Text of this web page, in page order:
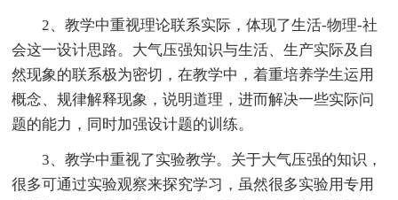
2、教学中重视理论联系实际，体现了生活-物理-社
会这一设计思路。大气压强知识与生活、生产实际及自
然现象的联系极为密切，在教学中，着重培养学生运用
概念、规律解释现象，说明道理，进而解决一些实际问
题的能力，同时加强设计题的训练。
3、教学中重视了实验教学。关于大气压强的知识，
很多可通过实验观察来探究学习，虽然很多实验用专用